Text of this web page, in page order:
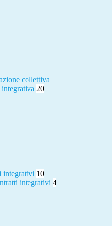
collettiva
20
integrativi 10
integrativi 4